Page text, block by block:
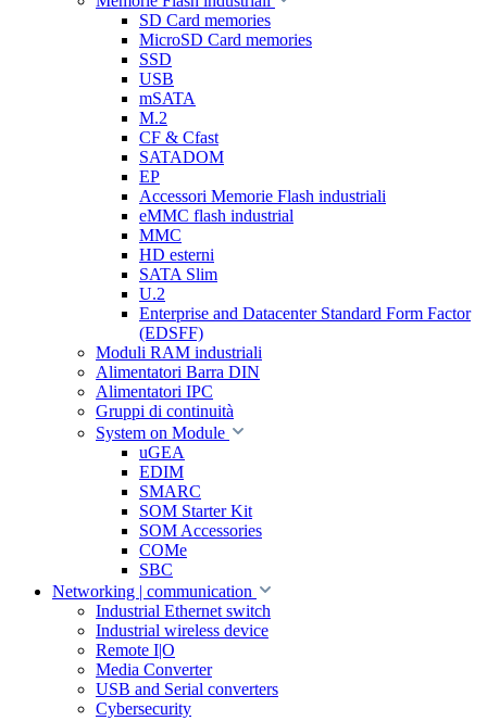
SD Card memories
MicroSD Card memories
SSD
USB
mSATA
M.2
CF & Cfast
SATADOM
EP
Accessori Memorie Flash industriali
eMMC flash industrial
MMC
HD esterni
SATA Slim
U.2
Enterprise and Datacenter Standard Form Factor
(EDSFF)
Moduli RAM industriali
Alimentatori Barra DIN
Alimentatori IPC
Gruppi di continuità
System on Module
uGEA
EDIM
SMARC
SOM Starter Kit
SOM Accessories
COMe
SBC
Networking | communication
Industrial Ethernet switch
Industrial wireless device
Remote I|O
Media Converter
USB and Serial converters
Cybersecurity